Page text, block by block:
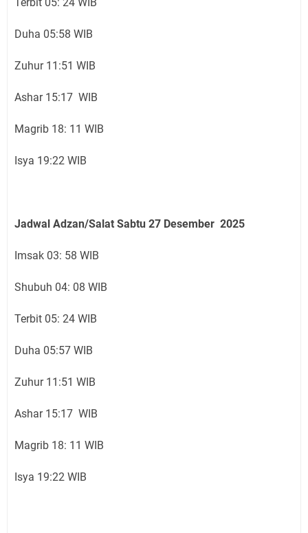
Duha 05:58 WIB
Zuhur 11:51 WIB
Ashar 15:17 WIB
Magrib 18: 11 WIB
Isya 19:22 WIB
Jadwal Adzan/Salat Sabtu 27 Desember 2025
Imsak 03: 58 WIB
Shubuh 04: 08 WIB
Terbit 05: 24 WIB
Duha 05:57 WIB
Zuhur 11:51 WIB
Ashar 15:17 WIB
Magrib 18: 11 WIB
Isya 19:22 WIB